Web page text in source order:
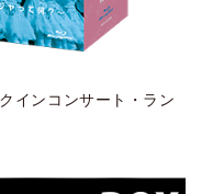
インコンサート・ラン